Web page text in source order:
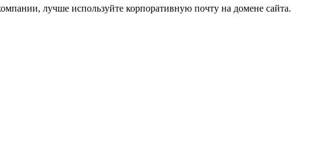
лучше используйте корпоративную почту на домене сайта.